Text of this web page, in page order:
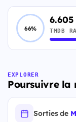
66%
6.605
TMDB
EXPLORER
Poursuivre la
Sorties de